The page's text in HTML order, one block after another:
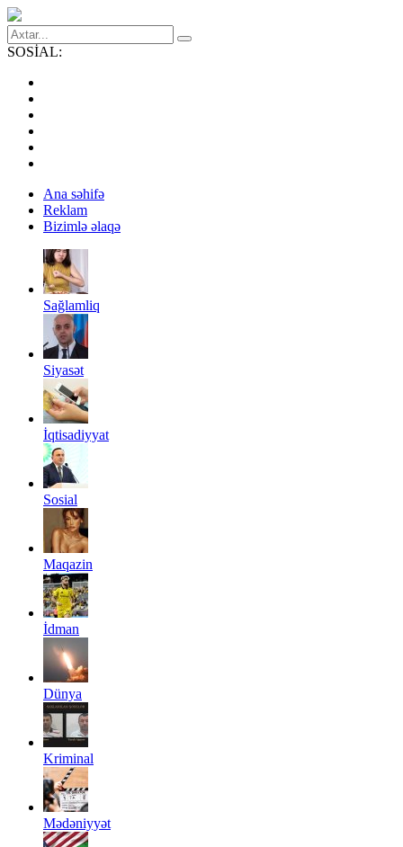
SOSİAL:
Ana səhifə
Reklam
Bizimlə əlaqə
Sağlamliq
Siyasət
İqtisadiyyat
Sosial
Maqazin
İdman
Dünya
Kriminal
Mədəniyyət